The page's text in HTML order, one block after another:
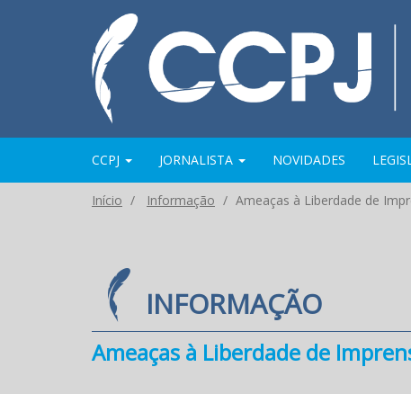
CCPJ JORNALISTA NOVIDADES
Início Informação Ameaças à Liberdade de
INFORMAÇÃO
Ameaças à Liberdade de